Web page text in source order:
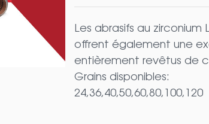
Les abrasifs au
offrent également une
entièrement revêtus de
Grains disponibles:
24,36,40,50,60,80,100,120